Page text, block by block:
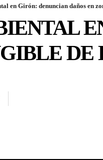
en Girón: denuncian daños en
DE